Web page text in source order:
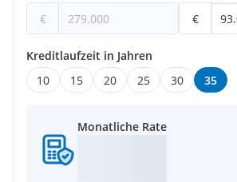
€
€
Kreditlaufzeit in Jahren
10
15 20 25 30 35
Monatliche Rate